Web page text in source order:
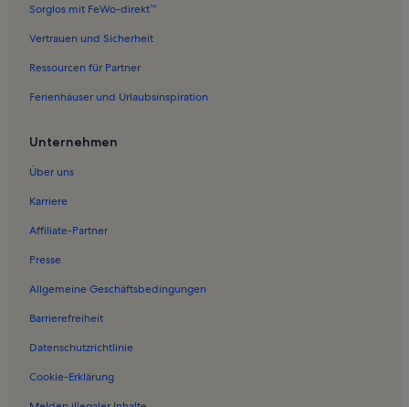
Sorglos mit FeWo-direkt™
Vertrauen und Sicherheit
Ressourcen für Partner
Ferienhäuser und Urlaubsinspiration
Unternehmen
Über uns
Karriere
Affiliate-Partner
Presse
Allgemeine Geschäftsbedingungen
Barrierefreiheit
Datenschutzrichtlinie
Cookie-Erklärung